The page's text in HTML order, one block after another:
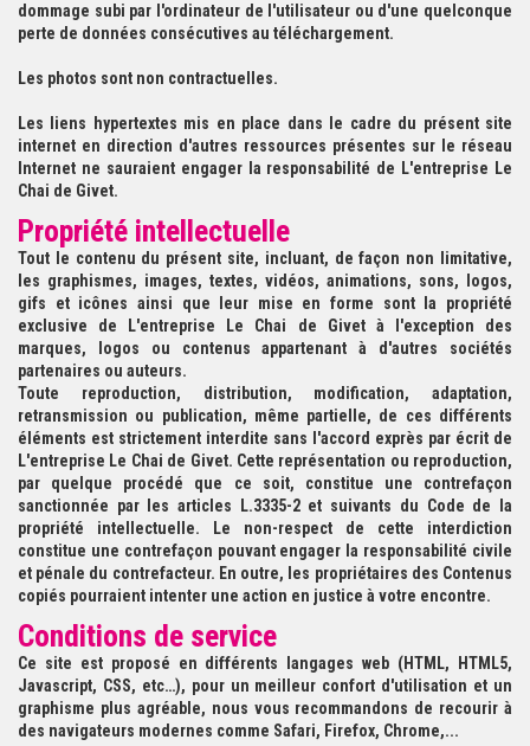
dommage subi par l'ordinateur de l'utilisateur ou d'une quelconque
perte de données consécutives au téléchargement.
Les photos sont non contractuelles.
Les liens hypertextes mis en place dans le cadre du présent site
internet en direction d'autres ressources présentes sur le réseau
Internet ne sauraient engager la responsabilité de L'entreprise Le
Chai de Givet.
Propriété intellectuelle
Tout le contenu du présent site, incluant, de façon non limitative,
les graphismes, images, textes, vidéos, animations, sons, logos,
gifs et icônes ainsi que leur mise en forme sont la propriété
exclusive de L'entreprise Le Chai de Givet à l'exception des
marques, logos ou contenus appartenant à d'autres sociétés
partenaires ou auteurs.
Toute reproduction, distribution, modification, adaptation,
retransmission ou publication, même partielle, de ces différents
éléments est strictement interdite sans l'accord exprès par écrit de
L'entreprise Le Chai de Givet. Cette représentation ou reproduction,
par quelque procédé que ce soit, constitue une contrefaçon
sanctionnée par les articles L.3335-2 et suivants du Code de la
propriété intellectuelle. Le non-respect de cette interdiction
constitue une contrefaçon pouvant engager la responsabilité civile
et pénale du contrefacteur. En outre, les propriétaires des Contenus
copiés pourraient intenter une action en justice à votre encontre.
Conditions de service
Ce site est proposé en différents langages web (HTML, HTML5,
Javascript, CSS, etc…), pour un meilleur confort d'utilisation et un
graphisme plus agréable, nous vous recommandons de recourir à
des navigateurs modernes comme Safari, Firefox, Chrome,...